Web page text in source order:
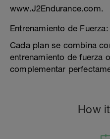
www.J2Endurance.com.
Entrenamiento de Fuerza:
Cada plan se combina
entrenamiento de fuerza
complementar
How